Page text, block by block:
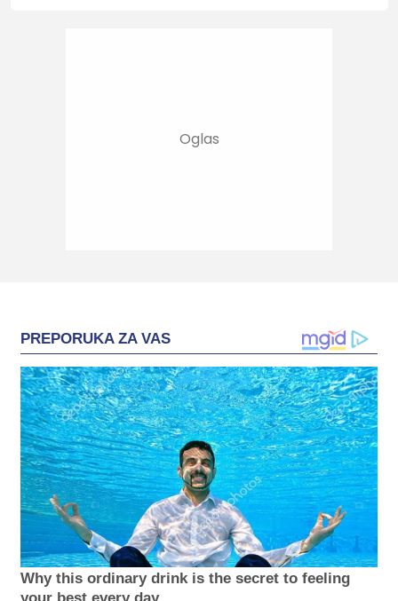
PREPORUKA ZA VAS
Why this ordinary drink is the secret to feeling